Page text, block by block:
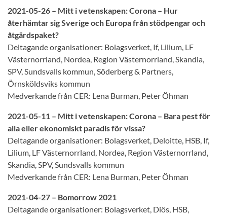
2021-05-26 – Mitt i vetenskapen: Corona – Hur
återhämtar sig Sverige och Europa från stödpengar och
åtgärdspaket?
Deltagande organisationer: Bolagsverket, If, Lilium, LF
Västernorrland, Nordea, Region Västernorrland, Skandia,
SPV, Sundsvalls kommun, Söderberg & Partners,
Örnsköldsviks kommun
Medverkande från CER: Lena Burman, Peter Öhman
2021-05-11 – Mitt i vetenskapen: Corona – Bara pest för
alla eller ekonomiskt paradis för vissa?
Deltagande organisationer: Bolagsverket, Deloitte, HSB, If,
Lilium, LF Västernorrland, Nordea, Region Västernorrland,
Skandia, SPV, Sundsvalls kommun
Medverkande från CER: Lena Burman, Peter Öhman
2021-04-27 – Bomorrow 2021
Deltagande organisationer: Bolagsverket, Diös, HSB,